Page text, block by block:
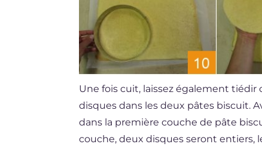
Une fois cuit, laissez également tiédir
disques dans les deux pâtes biscuit.
dans la première couche de pâte
couche, deux disques seront entiers,